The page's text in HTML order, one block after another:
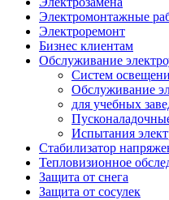
Электромонтажные
Электроремонт
Бизнес клиентам
Обслуживание
Систем
Обслуживание
для учебных
Испытания
Стабилизатор
Тепловизионное
Защита от снега
Защита от сосулек